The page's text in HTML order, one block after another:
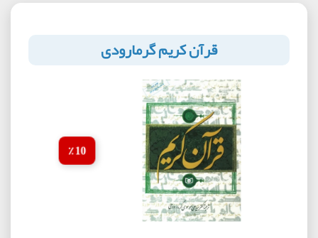
قرآن کریم گرمارودی
10 ٪